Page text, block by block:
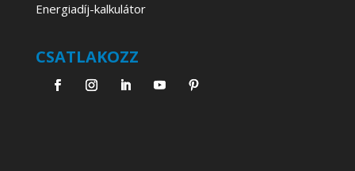
Energiadíj-kalkulátor
CSATLAKOZZ